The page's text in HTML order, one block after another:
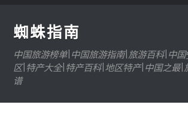
蜘蛛指南
中国旅游榜单|中国旅游指南|旅游百科|中国
区|特产大全|特产百科|地区特产|中国之最|
谱